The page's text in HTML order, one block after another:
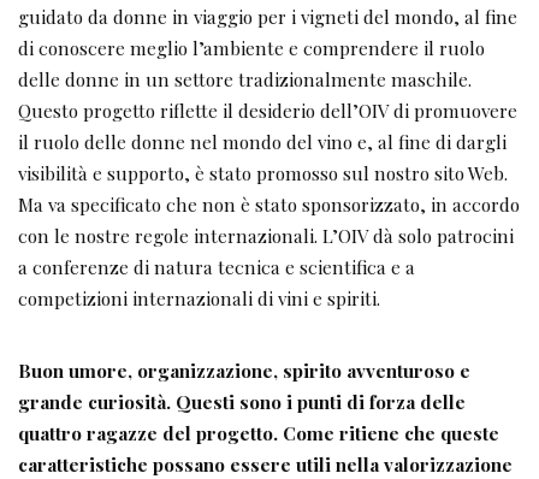
guidato da donne in viaggio per i vigneti del mondo, al fine
di conoscere meglio l’ambiente e comprendere il ruolo
delle donne in un settore tradizionalmente maschile.
Questo progetto riflette il desiderio dell’OIV di promuovere
il ruolo delle donne nel mondo del vino e, al fine di dargli
visibilità e supporto, è stato promosso sul nostro sito Web.
Ma va specificato che non è stato sponsorizzato, in accordo
con le nostre regole internazionali. L’OIV dà solo patrocini
a conferenze di natura tecnica e scientifica e a
competizioni internazionali di vini e spiriti.
Buon umore, organizzazione, spirito avventuroso e
grande curiosità. Questi sono i punti di forza delle
quattro ragazze del progetto. Come ritiene che queste
caratteristiche possano essere utili nella valorizzazione